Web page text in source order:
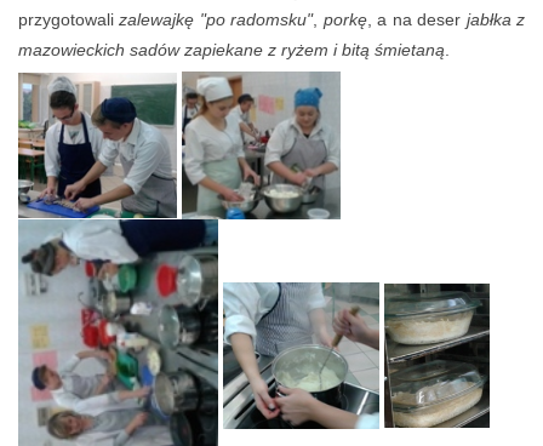
przygotowalizalewajkę "po radomsku", porkę, a na deser jabłka z
mazowieckich sadów zapiekane z ryżem i bitą śmietaną